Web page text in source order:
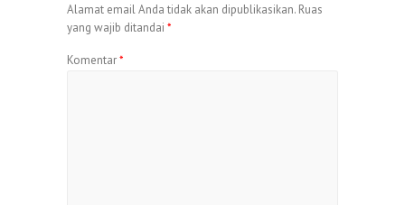
Alamat email Anda tidak akan dipublikasikan. Ruas
yang wajib ditandai *
Komentar*